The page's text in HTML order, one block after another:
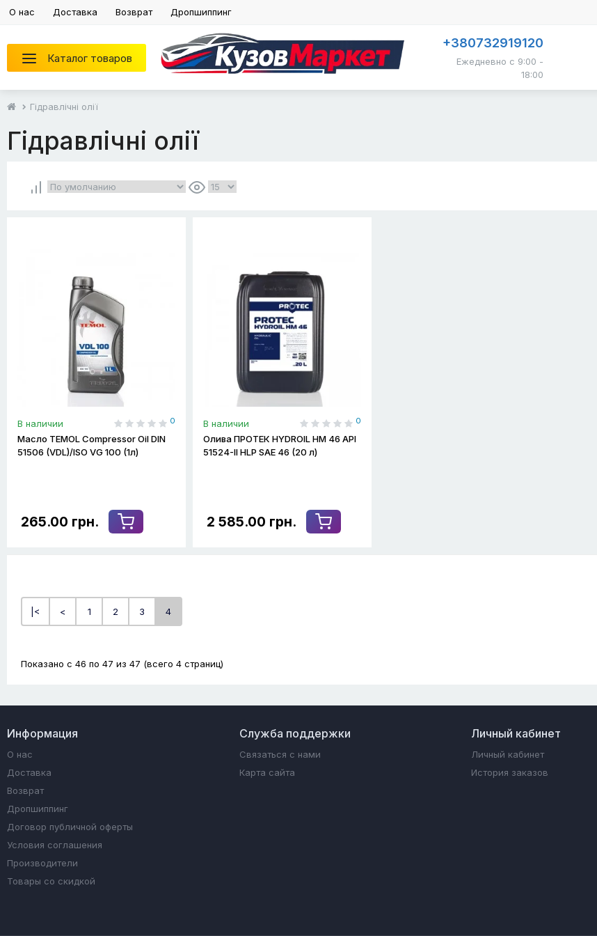
О нас Доставка Возврат Дропшиппинг
Каталог товаров
+380732919120
Ежедневно с 9:00 -
18:00
Гідравлічні олії
Гідравлічні олії
В наличии 0
Масло TEMOL Compressor Oil DIN
51506 (VDL)/ISO VG 100 (1л)
265.00 грн.
В наличии 0
Олива ПРОТЕК HYDROIL HM 46 API
51524-II HLP SAE 46 (20 л)
2 585.00 грн.
|< < 1 2 3 4
Показано с 46 по 47 из 47 (всего 4 страниц)
Информация
О нас
Доставка
Возврат
Дропшиппинг
Договор публичной оферты
Условия соглашения
Производители
Товары со скидкой
Служба поддержки
Связаться с нами
Карта сайта
Личный кабинет
Личный кабинет
История заказов